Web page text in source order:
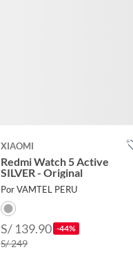
XIAOMI
Redmi Watch 5 Active
SILVER - Original
Por VAMTEL PERU
S/ 139.90 -44%
S/ 249